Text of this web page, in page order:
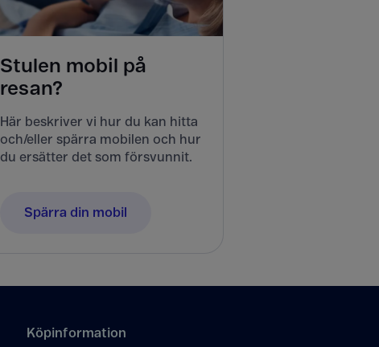
Stulen mobil på
resan?
Här beskriver vi hur du kan hitta
och/eller spärra mobilen och hur
du ersätter det som försvunnit.
Spärra din mobil
Köpinformation